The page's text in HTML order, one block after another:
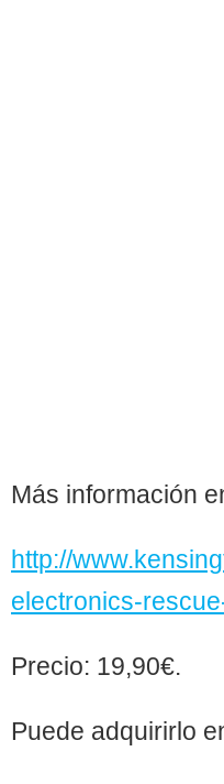
Más información
http://
electronics-
Precio: 19,90€.
Puede adquirirlo